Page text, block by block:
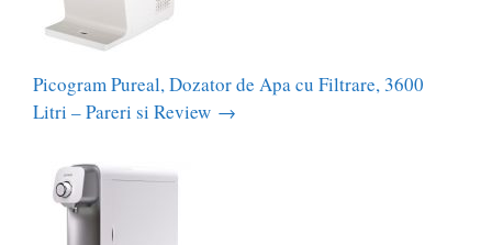
Picogram Pureal, Dozator de Apa cu Filtrare, 3600
Litri – Pareri si Review →